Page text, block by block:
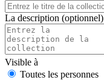
La description (optionnel)
Visible à
Toutes les personnes